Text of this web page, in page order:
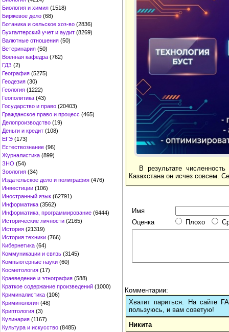
Биология и химия (1518)
Биржевое дело (68)
Ботаника и сельское хоз-во (2836)
Бухгалтерский учет и аудит (8269)
Валютные отношения (50)
Ветеринария (50)
Военная кафедра (762)
ГДЗ (2)
География (5275)
Геодезия (30)
Геология (1222)
Геополитика (43)
Государство и право (20403)
Гражданское право и процесс (465)
Делопроизводство (19)
Деньги и кредит (108)
ЕГЭ (173)
Естествознание (96)
Журналистика (899)
ЗНО (54)
Зоология (34)
Издательское дело и полиграфия (476)
Инвестиции (106)
Иностранный язык (62791)
Информатика (3562)
Информатика, программирование (6444)
Исторические личности (2165)
История (21319)
История техники (766)
Кибернетика (64)
Коммуникации и связь (3145)
Компьютерные науки (60)
Косметология (17)
Краеведение и этнография (588)
Краткое содержание произведений (1000)
Криминалистика (106)
Криминология (48)
Криптология (3)
Кулинария (1167)
Культура и искусство (8485)
В результате
Казахстана он исчез совсем.
Имя
Оценка
Плохо
Комментарии:
Хватит париться. На сайте
пользуюсь, и вам советую!
Никита